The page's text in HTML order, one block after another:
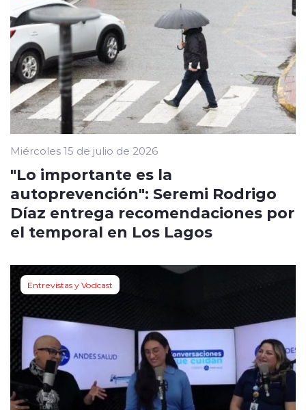
Miércoles 15 de julio de 2026
"Lo importante es la
autoprevención": Seremi Rodrigo
Díaz entrega recomendaciones por
el temporal en Los Lagos
Entrevistas y Vodcast